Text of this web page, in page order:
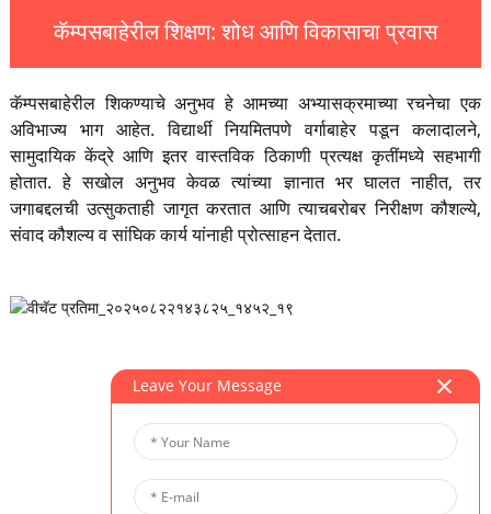
कॅम्पसबाहेरील शिक्षण: शोध आणि विकासाचा प्रवास
कॅम्पसबाहेरील शिकण्याचे अनुभव हे आमच्या अभ्यासक्रमाच्या रचनेचा एक
अविभाज्य भाग आहेत. विद्यार्थी नियमितपणे वर्गाबाहेर पडून कलादालने,
सामुदायिक केंद्रे आणि इतर वास्तविक ठिकाणी प्रत्यक्ष कृतींमध्ये सहभागी
होतात. हे सखोल अनुभव केवळ त्यांच्या ज्ञानात भर घालत नाहीत, तर
जगाबद्दलची उत्सुकताही जागृत करतात आणि त्याचबरोबर निरीक्षण कौशल्ये,
संवाद कौशल्य व सांघिक कार्य यांनाही प्रोत्साहन देतात.
संबंधित कार्यक्रम
Leave Your Message